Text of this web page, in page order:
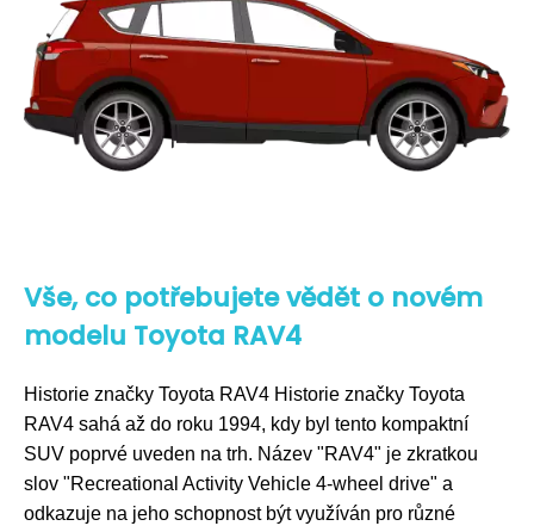
Vše, co potřebujete vědět o novém
modelu Toyota RAV4
Historie značky Toyota RAV4 Historie značky Toyota
RAV4 sahá až do roku 1994, kdy byl tento kompaktní
SUV poprvé uveden na trh. Název "RAV4" je zkratkou
slov "Recreational Activity Vehicle 4-wheel drive" a
odkazuje na jeho schopnost být využíván pro různé